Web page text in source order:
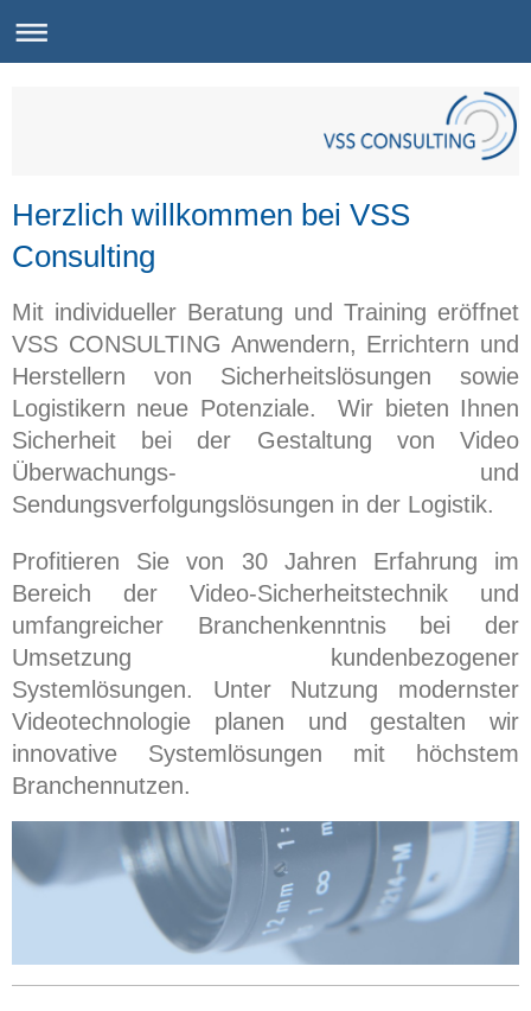
Herzlich willkommen bei VSS
Consulting
Mit individueller Beratung und Training eröffnet
VSS CONSULTING Anwendern, Errichtern und
Herstellern von Sicherheitslösungen sowie
Logistikern neue Potenziale. Wir bieten Ihnen
Sicherheit bei der Gestaltung von Video
Überwachungs- und
Sendungsverfolgungslösungen in der Logistik.
Profitieren Sie von 30 Jahren Erfahrung im
Bereich der Video-Sicherheitstechnik und
umfangreicher Branchenkenntnis bei der
Umsetzung kundenbezogener
Systemlösungen. Unter Nutzung modernster
Videotechnologie planen und gestalten wir
innovative Systemlösungen mit höchstem
Branchennutzen.